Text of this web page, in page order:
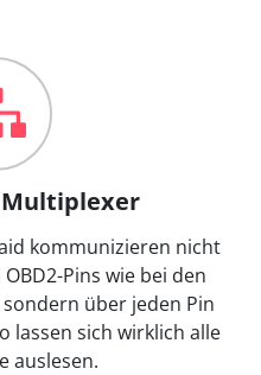
kommunizieren nicht
Pins wie bei den
über jeden Pin
lassen sich wirklich alle
auslesen.